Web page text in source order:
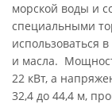
морской воды и
специальными
использоваться
и масла.
22 кВт, а
32,4 до 44,4 м,